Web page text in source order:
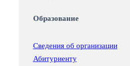
Образование
Сведения об организации
Абитуриенту